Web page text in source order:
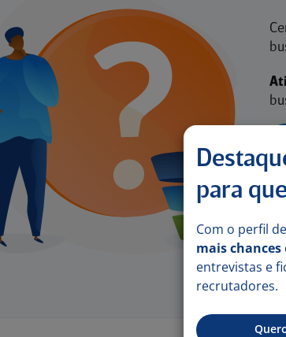
para
Com o perfil
mais chances
entrevistas e
recrutadores.